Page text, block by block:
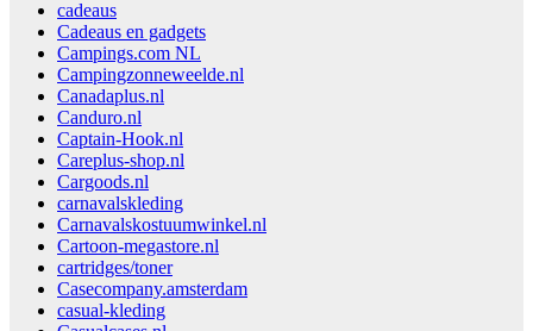
cadeaus
Cadeaus en gadgets
Campings.com NL
Campingzonneweelde.nl
Canadaplus.nl
Canduro.nl
Captain-Hook.nl
Careplus-shop.nl
Cargoods.nl
carnavalskleding
Carnavalskostuumwinkel.nl
Cartoon-megastore.nl
cartridges/toner
Casecompany.amsterdam
casual-kleding